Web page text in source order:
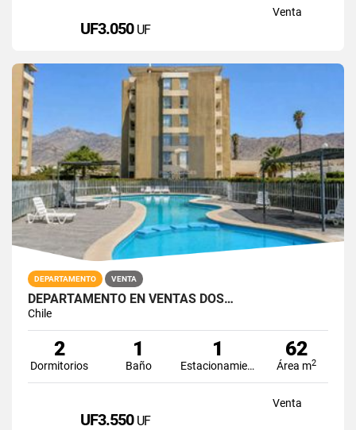
Venta
UF3.050 UF
DEPARTAMENTO VENTA
DEPARTAMENTO EN VENTAS DOS…
Chile
2
Dormitorios
1
Baño
1
Estacionamiento
62
Área m2
Venta
UF3.550 UF